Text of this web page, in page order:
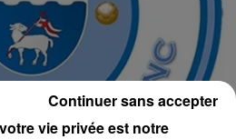
vie privée est notre
Continuer sans accepter